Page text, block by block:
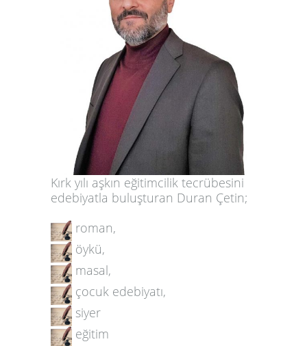
Kırk yılı aşkın eğitimcilik tecrübesini
edebiyatla buluşturan Duran Çetin;
roman,
öykü,
masal,
çocuk edebiyatı,
siyer
eğitim